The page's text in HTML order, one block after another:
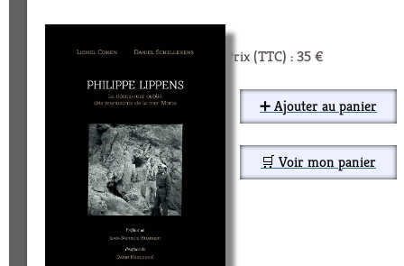
Prix (TTC) : 35 €
➕ Ajouter au panier
🛒 Voir mon panier